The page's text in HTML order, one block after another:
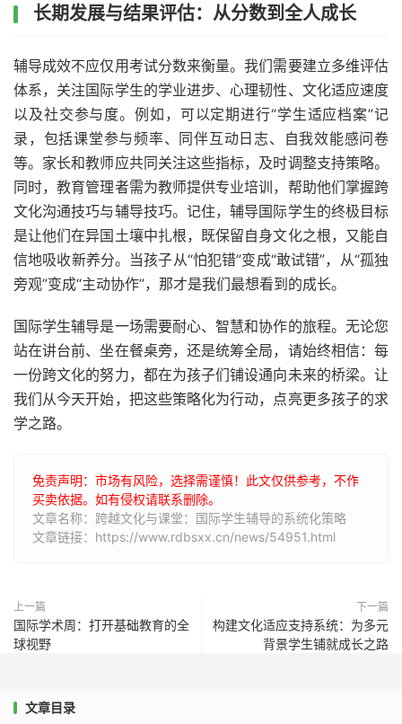
长期发展与结果评估：从分数到全人成长
辅导成效不应仅用考试分数来衡量。我们需要建立多维评估
体系，关注国际学生的学业进步、心理韧性、文化适应速度
以及社交参与度。例如，可以定期进行“学生适应档案”记
录，包括课堂参与频率、同伴互动日志、自我效能感问卷
等。家长和教师应共同关注这些指标，及时调整支持策略。
同时，教育管理者需为教师提供专业培训，帮助他们掌握跨
文化沟通技巧与辅导技巧。记住，辅导国际学生的终极目标
是让他们在异国土壤中扎根，既保留自身文化之根，又能自
信地吸收新养分。当孩子从“怕犯错”变成“敢试错”，从“孤独
旁观”变成“主动协作”，那才是我们最想看到的成长。
国际学生辅导是一场需要耐心、智慧和协作的旅程。无论您
站在讲台前、坐在餐桌旁，还是统筹全局，请始终相信：每
一份跨文化的努力，都在为孩子们铺设通向未来的桥梁。让
我们从今天开始，把这些策略化为行动，点亮更多孩子的求
学之路。
免责声明：市场有风险，选择需谨慎！此文仅供参考，不作
买卖依据。如有侵权请联系删除。
文章名称：跨越文化与课堂：国际学生辅导的系统化策略
文章链接：https://www.rdbsxx.cn/news/54951.html
上一篇
国际学术周：打开基础教育的全
球视野
下一篇
构建文化适应支持系统：为多元
背景学生铺就成长之路
文章目录